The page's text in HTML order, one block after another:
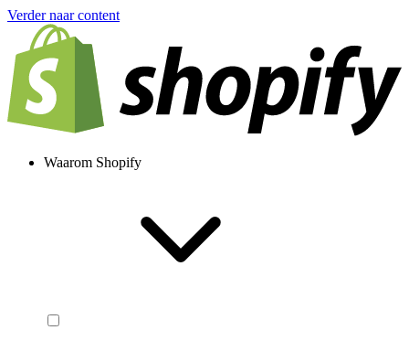
Verder naar content
Waarom Shopify